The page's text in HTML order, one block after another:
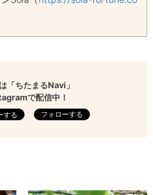
「ちたまるNavi」
で配信中！
フォローする